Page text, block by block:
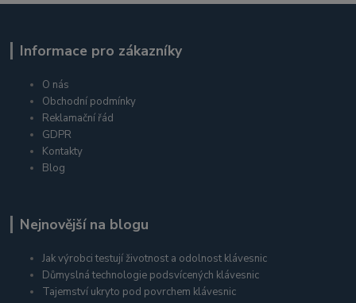
Informace pro zákazníky
O nás
Obchodní podmínky
Reklamační řád
GDPR
Kontakty
Blog
Nejnovější na blogu
Jak výrobci testují životnost a odolnost klávesnic
Důmyslná technologie podsvícených klávesnic
Tajemství ukryto pod povrchem klávesnic